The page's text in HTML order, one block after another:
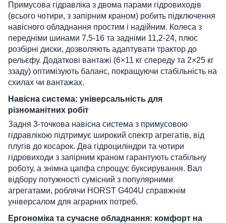
Примусова гідравліка з двома парами гідровиходів
(всього чотири, з запірним краном) робить підключення
навісного обладнання простим і надійним. Колеса з
передніми шинами 7,5-16 та задніми 11,2-24, плюс
розбірні диски, дозволяють адаптувати трактор до
рельєфу. Додаткові вантажі (6×11 кг спереду та 2×25 кг
ззаду) оптимізують баланс, покращуючи стабільність на
схилах чи вантажах.
Навісна система: універсальність для
різноманітних робіт
Задня 3-точкова навісна система з примусовою
гідравлікою підтримує широкий спектр агрегатів, від
плугів до косарок. Два гідроциліндри та чотири
гідровиходи з запірним краном гарантують стабільну
роботу, а знімна цапфа спрощує буксирування. Вал
відбору потужності сумісний з популярними
агрегатами, роблячи HORST G404U справжнім
універсалом для аграрних потреб.
Ергономіка та сучасне обладнання: комфорт на